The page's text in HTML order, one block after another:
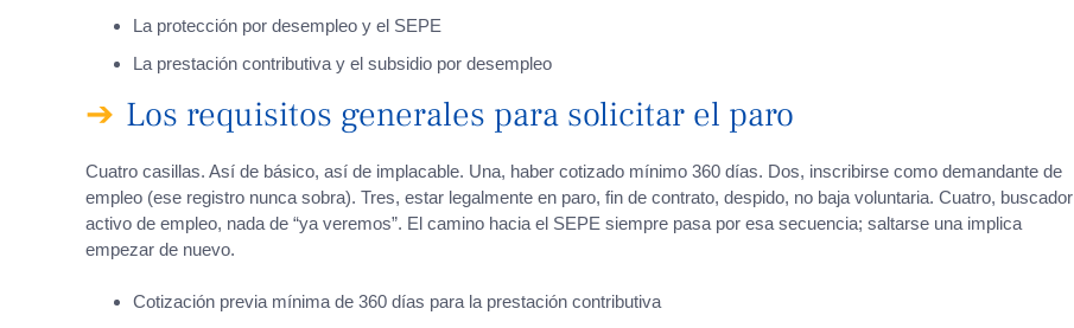
La protección por desempleo y el SEPE
La prestación contributiva y el subsidio por desempleo
Los requisitos generales para solicitar el paro
Cuatro casillas. Así de básico, así de implacable. Una, haber cotizado mínimo 360 días. Dos, inscribirse como demandante de
empleo (ese registro nunca sobra). Tres, estar legalmente en paro, fin de contrato, despido, no baja voluntaria. Cuatro, buscador
activo de empleo, nada de “ya veremos”. El camino hacia el SEPE siempre pasa por esa secuencia; saltarse una implica
empezar de nuevo.
Cotización previa mínima de 360 días para la prestación contributiva